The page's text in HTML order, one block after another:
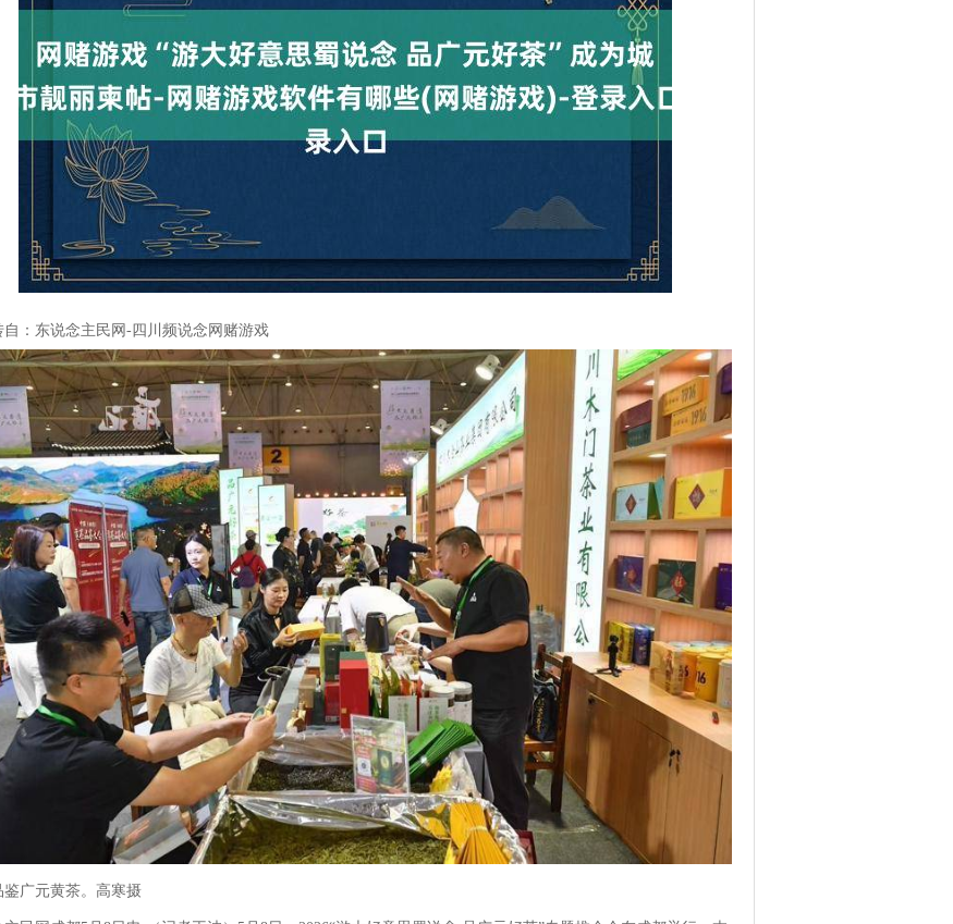
自：东说念主民网-四川频说念网赌游戏
鉴广元黄茶。高寒摄